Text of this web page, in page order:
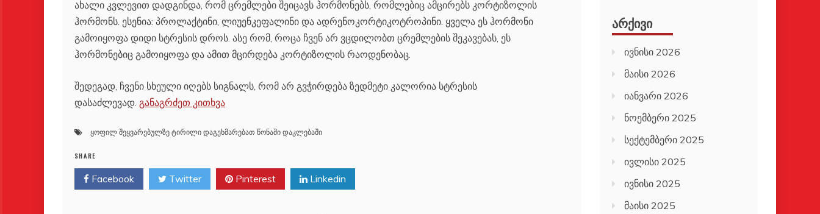
ახალი კვლევით დადგინდა, რომ ცრემლები შეიცავს ჰორმონებს, რომლებიც ამცირებს კორტიზოლის
ჰორმონს. ესენია: პროლაქტინი, ლიუენკეფალინი და ადრენოკორტიკოტროპინი. ყველა ეს ჰორმონი
გამოიყოფა დიდი სტრესის დროს. ასე რომ, როცა ჩვენ არ ვცდილობთ ცრემლების შეკავებას, ეს
ჰორმონებიც გამოიყოფა და ამით მცირდება კორტიზოლის რაოდენობაც.
შედეგად, ჩვენი სხეული იღებს სიგნალს, რომ არ გვჭირდება ზედმეტი კალორია სტრესის
დასაძლევად. განაგრძეთ კითხვა
ყოფილ შეყვარებულზე ტირილი დაგეხმარებათ წონაში დაკლებაში
SHARE
Facebook Twitter Pinterest Linkedin
ᲐᲠᲥᲘᲕᲘ
ივნისი 2026
მაისი 2026
იანვარი 2026
ნოემბერი 2025
სექტემბერი 2025
ივლისი 2025
ივნისი 2025
მაისი 2025